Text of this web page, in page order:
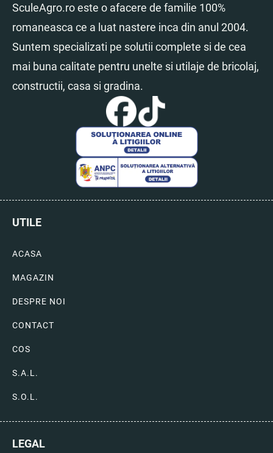
SculeAgro.ro este o afacere de familie 100%
romaneasca ce a luat nastere inca din anul 2004.
Suntem specializati pe solutii complete si de cea
mai buna calitate pentru unelte si utilaje de bricolaj,
constructii, casa si gradina.
UTILE
ACASA
MAGAZIN
DESPRE NOI
CONTACT
COS
S.A.L.
S.O.L.
LEGAL